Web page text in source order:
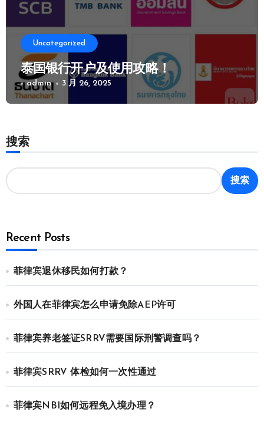
Uncategorized
泰国银行开户及使用攻略！
admin 3 月 26, 2025
搜索
搜索
Recent Posts
菲律宾退休移民如何打款？
外国人在菲律宾怎么申请免除AEP许可
菲律宾养老签证SRRV需要国际刑警调查吗？
菲律宾SRRV 体检如何一次性通过
菲律宾NBI如何远程免入境办理？